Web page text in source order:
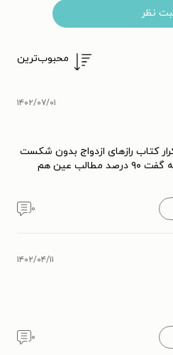
نظر
محبوب‌ترین
۱۴۰۲/۰۷/۰۱
کتاب رازهای ازدواج بدون شکست
ویلیام گلسر هست تقریبا میشه گفت ۹۰ درصد مطالب عین هم
۰
۱۴۰۲/۰۴/۱۱
۰